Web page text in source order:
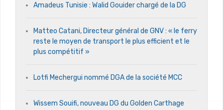
Amadeus Tunisie : Walid Gouider chargé de la DG
Matteo Catani, Directeur général de GNV : « le ferry
reste le moyen de transport le plus efficient et le
plus compétitif »
Lotfi Mechergui nommé DGA de la société MCC
Wissem Souifi, nouveau DG du Golden Carthage